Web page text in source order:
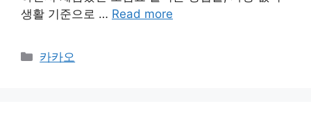
생활 기준으로 … Read more
카
카카오